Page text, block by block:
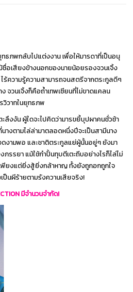
ภพกลับไปแต่งงาน เพื่อให้มารดาที่เป็นอนุ
ชื่อเสียงข้างนอกของนายน้อยรองจวนเจิ้ง
ไร้ความรู้ความสามารถจนสตรีจากตระกูลดีๆ
จวนเจิ้งก็คือถ้ำเทพเซียนที่ไม่ขาดแคลน
วิวาทในยุทธภพ
ลึงงัน ผู้ใดจะไปคิดว่ามารขยี้บุปผาคนชั่วช้า
งตามไล่ล่ามาตลอดหนึ่งปีจะเป็นสามีนาง
ดงามพอ และชาติตระกูลแย่ผู้นั้นอยู่ๆ ยังมา
รรยา แม้ใช้กำปั้นทุบตีเตะถีบอย่างไรก็ไล่ไม่
พียงแต่ยิ่งสู้ยิ่งกล้าหาญ ทั้งยังถูกอกถูกใจ
ป็นผีร้ายตามรังควานเสียจริง!
มีจำนวนจำกัด!